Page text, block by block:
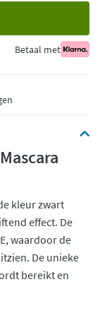
Betaal met
kleur zwart
effect. De
waardoor de
De unieke
bereikt en